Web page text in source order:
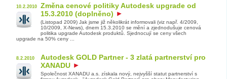
10.2.2010
Změna cenové politiky Autodesk upgrade od
15.3.2010 (doplněno)
(Listopad 2009) Jak jsme již několikrát informovali (viz např. 4/2009,
10/2009, X-News), dnem 15.3.2010 se mění a zjednodušuje cenová
politika upgrade Autodesk produktů. Sjednocují se ceny všech
upgrade na 50% ceny ...
8.2.2010
Autodesk GOLD Partner - 3 zlatá partnerství pro
XANADU
Společnost XANADU a.s. získala nový, nejvyšší statut partnerství s